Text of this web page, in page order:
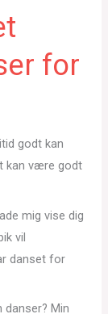
for
godt kan
kan være godt
mig vise dig
vil
danset for
danser? Min